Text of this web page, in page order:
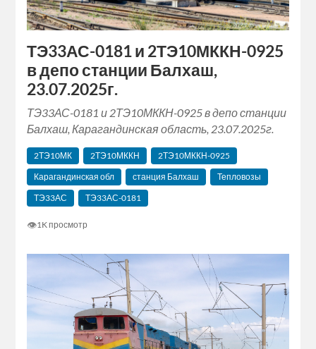
ТЭ33АС-0181 и 2ТЭ10МККН-0925
в депо станции Балхаш,
23.07.2025г.
ТЭ33АС-0181 и 2ТЭ10МККН-0925 в депо станции
Балхаш, Карагандинская область, 23.07.2025г.
2ТЭ10МК 2ТЭ10МККН
2ТЭ10МККН-0925
Карагандинская обл
станция Балхаш
Тепловозы
ТЭ33АС
ТЭ33АС-0181
👁1K просмотр